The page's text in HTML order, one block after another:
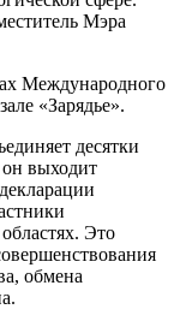
Мэра
Международного
«Зарядье».
десятки
выходит
Это
обмена